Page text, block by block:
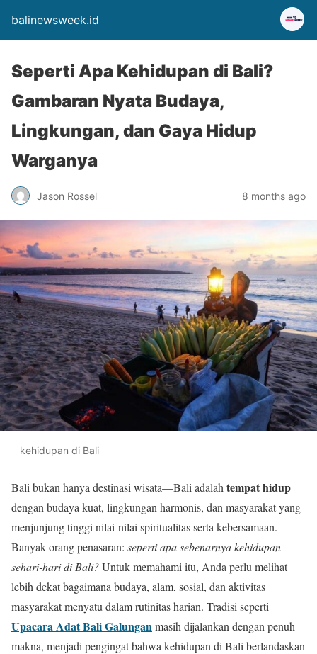
balinewsweek.id
Seperti Apa Kehidupan di Bali?
Gambaran Nyata Budaya,
Lingkungan, dan Gaya Hidup
Warganya
Jason Rossel 8 months ago
kehidupan di Bali
Bali bukan hanya destinasi wisata—Bali adalah tempat hidup
dengan budaya kuat, lingkungan harmonis, dan masyarakat yang
menjunjung tinggi nilai-nilai spiritualitas serta kebersamaan.
Banyak orang penasaran: seperti apa sebenarnya kehidupan
sehari-hari di Bali?Untuk memahami itu, Anda perlu melihat
lebih dekat bagaimana budaya, alam, sosial, dan aktivitas
masyarakat menyatu dalam rutinitas harian. Tradisi seperti
Upacara Adat Bali Galunganmasih dijalankan dengan penuh
makna, menjadi pengingat bahwa kehidupan di Bali berlandaskan